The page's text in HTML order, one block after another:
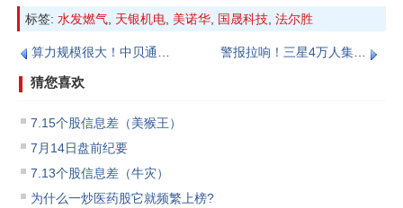
标签: 水发燃气, 天银机电, 美诺华, 国晟科技, 法尔胜
猜您喜欢
7.15个股信息差（美猴王）
7月14日盘前纪要
7.13个股信息差（牛灾）
为什么一炒医药股它就频繁上榜?